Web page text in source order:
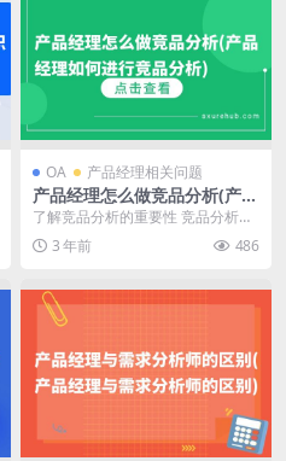
OA 产品经理相关问题
产品经理怎么做竞品分析(产品
经理如何进行竞品分析)
了解竞品分析的重要性 竞品分析是
产品经理必备的工作之一，它可以
帮助产品经理了解市...
3 年前 486